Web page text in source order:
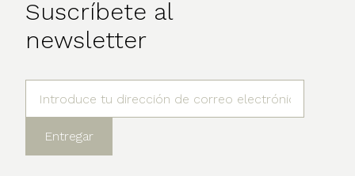
Suscríbete al
newsletter